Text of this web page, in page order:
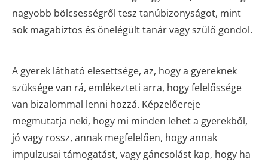
nagyobb bölcsességről tesz tanúbizonyságot, mint
sok magabiztos és önelégült tanár vagy szülő gondol.
A gyerek látható elesettsége, az, hogy a gyereknek
szüksége van rá, emlékezteti arra, hogy felelőssége
van bizalommal lenni hozzá. Képzelőereje
megmutatja neki, hogy mi minden lehet a gyerekből,
jó vagy rossz, annak megfelelően, hogy annak
impulzusai támogatást, vagy gáncsolást kap, hogy ha